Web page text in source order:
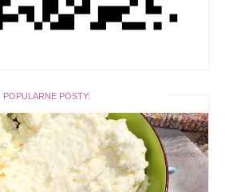
POPULARNE POSTY: